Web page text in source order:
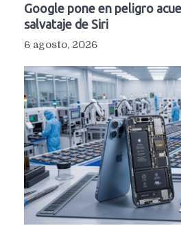
Google pone en peligro
salvataje de Siri
6 agosto, 2026